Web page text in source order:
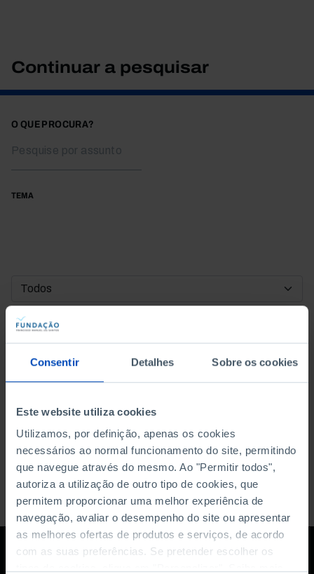
Consentir Detalhes Sobre os cookies
Este website utiliza cookies
Utilizamos, por definição, apenas os cookies
necessários ao normal funcionamento do site, permitindo
que navegue através do mesmo. Ao "Permitir todos",
autoriza a utilização de outro tipo de cookies, que
permitem proporcionar uma melhor experiência de
navegação, avaliar o desempenho do site ou apresentar
as melhores ofertas de produtos e serviços, de acordo
com as suas preferências. Se pretender escolher os
Continuar a pesquisar
O QUE PROCURA?
TEMA
DATA DE INÍCIO
DATA DE FIM